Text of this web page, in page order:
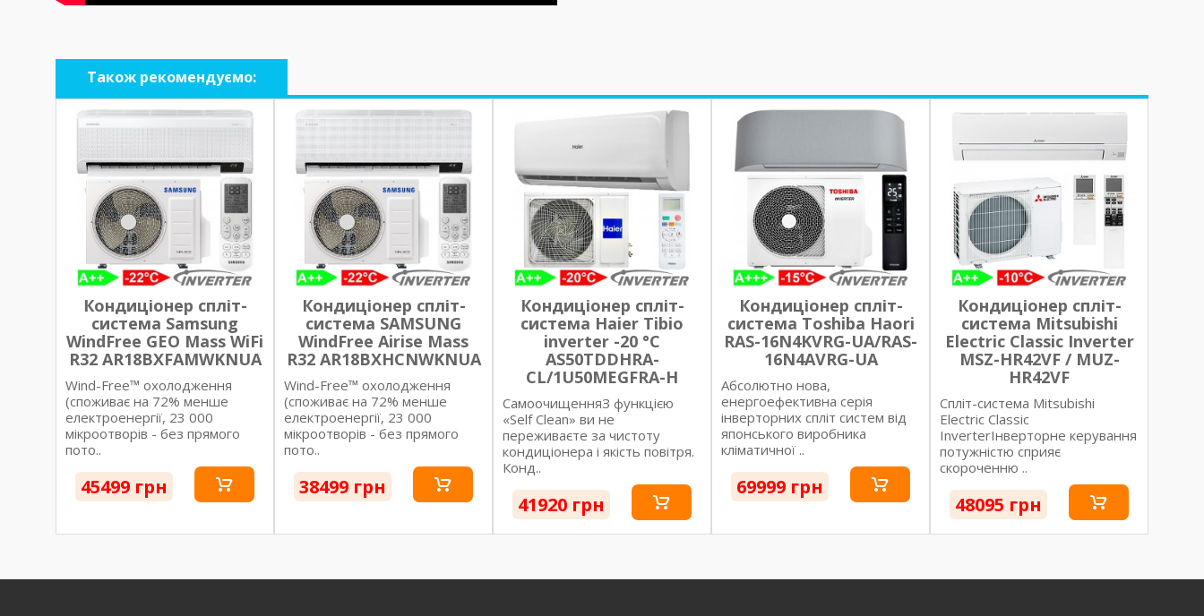
Також рекомендуємо:
Кондиціонер спліт-
система Samsung
WindFree GEO Mass WiFi
R32 AR18BXFAMWKNUA
Wind-Free™ охолодження
(споживає на 72% менше
електроенергії, 23 000
мікроотворів - без прямого
пото..
45499 грн
Кондиціонер спліт-
система SAMSUNG
WindFree Airise Mass
R32 AR18BXHCNWKNUA
Wind-Free™ охолодження
(споживає на 72% менше
електроенергії, 23 000
мікроотворів - без прямого
пото..
38499 грн
Кондиціонер спліт-
система Haier Tibio
inverter -20 °C
AS50TDDHRA-
CL/1U50MEGFRA-H
СамоочищенняЗ функцією
«Self Clean» ви не
переживаєте за чистоту
кондиціонера і якість повітря.
Конд..
41920 грн
Кондиціонер спліт-
система Toshiba Haori
RAS-16N4KVRG-UA/RAS-
16N4AVRG-UA
Абсолютно нова,
енергоефективна серія
інверторних спліт систем від
японського виробника
кліматичної ..
69999 грн
Кондиціонер спліт-
система Mitsubishi
Electric Classic Inverter
MSZ-HR42VF / MUZ-
HR42VF
Спліт-система Mitsubishi
Electric Classic
InverterІнверторне керування
потужністю сприяє
скороченню ..
48095 грн